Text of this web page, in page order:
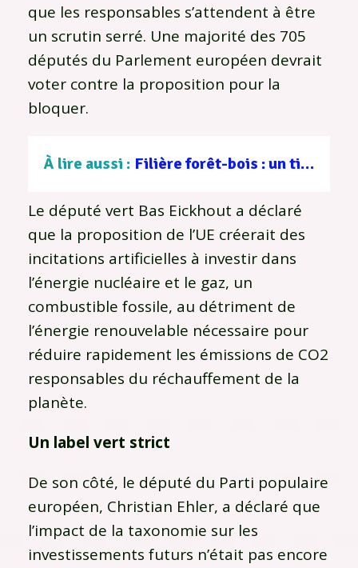
que les responsables s’attendent à être
un scrutin serré. Une majorité des 705
députés du Parlement européen devrait
voter contre la proposition pour la
bloquer.
À lire aussi : Filière forêt-bois : un tissu d’entreprises au service d’une gestion durable
Le député vert Bas Eickhout a déclaré
que la proposition de l’UE créerait des
incitations artificielles à investir dans
l’énergie nucléaire et le gaz, un
combustible fossile, au détriment de
l’énergie renouvelable nécessaire pour
réduire rapidement les émissions de CO2
responsables du réchauffement de la
planète.
Un label vert strict
De son côté, le député du Parti populaire
européen, Christian Ehler, a déclaré que
l’impact de la taxonomie sur les
investissements futurs n’était pas encore